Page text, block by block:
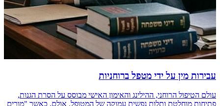
עבירות מין על ידי מטפל ברוחניות
עולם הטיפול הרוחני, ההילינג והאימון האישי מבוסס על הסרת הגנות,
פתיחות מוחלטת ותלות נפשית עמוקה של המטופל. אולם, כאשר "מורים